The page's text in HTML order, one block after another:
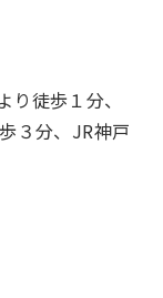
徒歩１分、
３分、JR神戸